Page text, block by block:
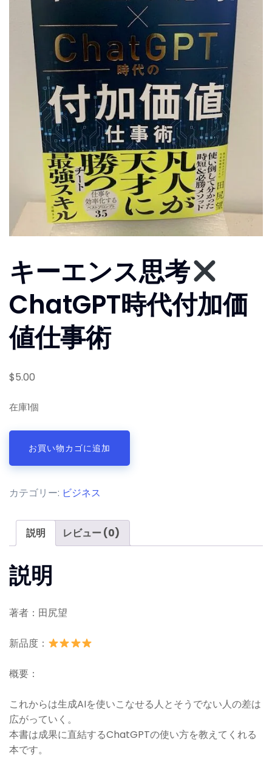
キーエンス思考
ChatGPT時代付加価
値仕事術
$5.00
在庫1個
キ
エ
ス
時
代
付
加
価
値
仕
事
個
お買い物カゴに追加
カテゴリー: ビジネス
説明 レビュー (0)
説明
著者：田尻望
新品度：
概要：
これからは生成AIを使いこなせる人とそうでない人の差は
広がっていく。
本書は成果に直結するChatGPTの使い方を教えてくれる
本です。